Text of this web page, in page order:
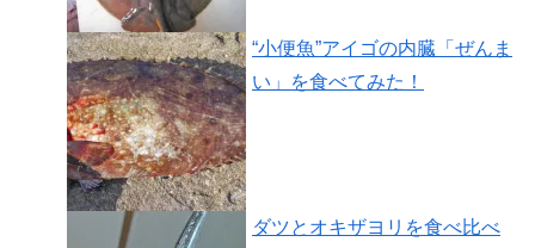
“小便魚”アイゴの内臓「ぜんま
い」を食べてみた！
ダツとオキザヨリを食べ比べ